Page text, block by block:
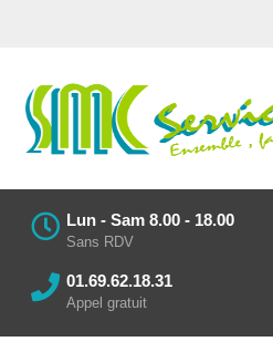
Lun - Sam 8.00 - 18.00
Sans RDV
01.69.62.18.31
Appel gratuit